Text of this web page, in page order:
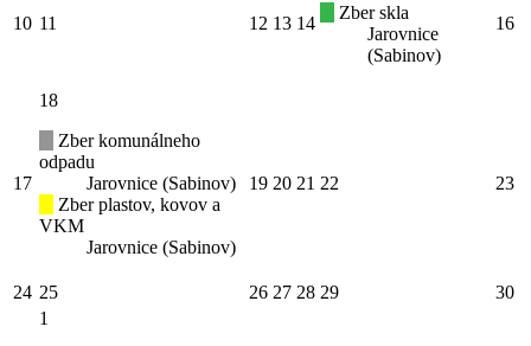
10 11 12 13 14
Zber skla
Jarovnice
(Sabinov)
16
17
18
Zber komunálneho
odpadu
Jarovnice (Sabinov)
Zber plastov, kovov a
VKM
Jarovnice (Sabinov)
19 20 21 22 23
24 25 26 27 28 29 30
1